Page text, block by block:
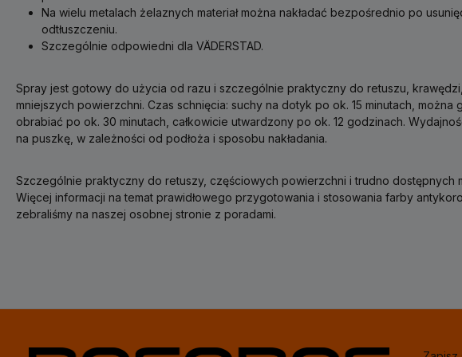
Na wielu metalach żelaznych materiał można nakładać bezpośrednio po
odtłuszczeniu.
Szczególnie odpowiedni dla VÄDERSTAD.
Spray jest gotowy do użycia od razu i szczególnie praktyczny do retuszu,
mniejszych powierzchni. Czas schnięcia: suchy na dotyk po ok. 15 minutach, można
obrabiać po ok. 30 minutach, całkowicie utwardzony po ok. 12 godzinach.
na puszkę, w zależności od podłoża i sposobu nakładania.
Szczególnie praktyczny do retuszy, częściowych powierzchni i trudno dostępnych
Więcej informacji na temat prawidłowego przygotowania i stosowania farby
zebraliśmy na naszej osobnej stronie z poradami.